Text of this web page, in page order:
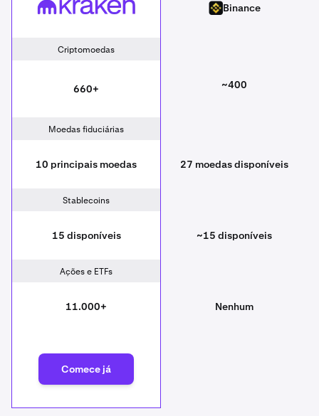
Kraken Binance
Binance
Criptomoedas
660+ ~400
Moedas fiduciárias
10 principais moedas 27 moedas disponíveis
Stablecoins
15 disponíveis ~15 disponíveis
Ações e ETFs
11.000+ Nenhum
Comece já